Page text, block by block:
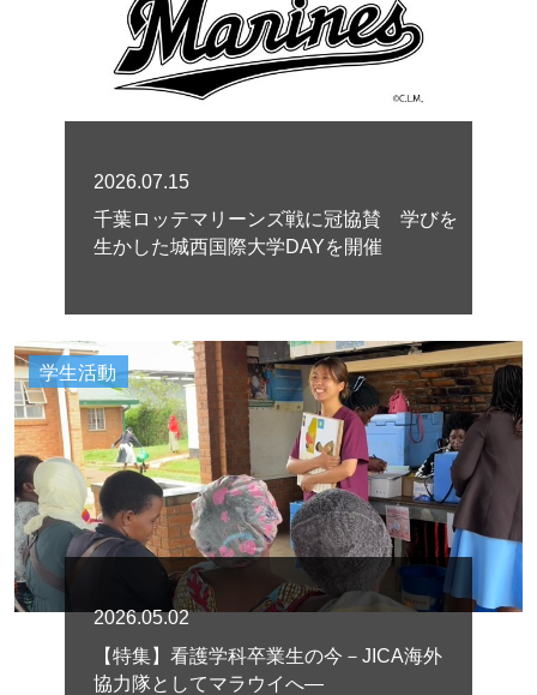
2026.07.15
千葉ロッテマリーンズ戦に冠協賛 学びを
生かした城西国際大学DAYを開催
学生活動
2026.05.02
【特集】看護学科卒業生の今－JICA海外
協力隊としてマラウイへ―